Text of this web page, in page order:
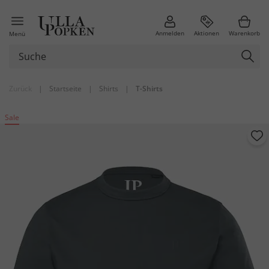
Menü Anmelden Aktionen Warenkorb
| Startseite | Shirts | T-Shirts
Sale